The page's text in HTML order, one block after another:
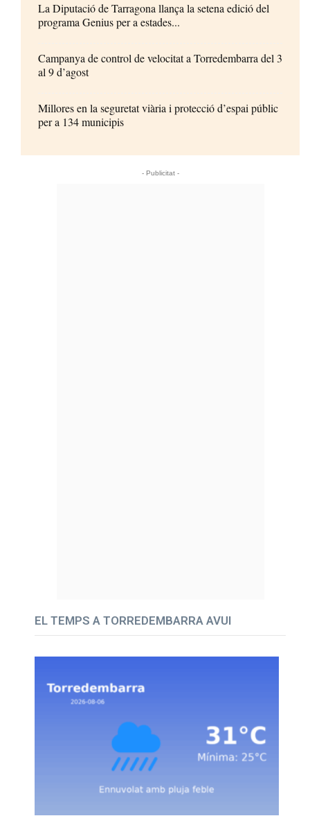
La Diputació de Tarragona llança la setena edició del
programa Genius per a estades...
Campanya de control de velocitat a Torredembarra del 3
al 9 d’agost
Millores en la seguretat viària i protecció d’espai públic
per a 134 municipis
- Publicitat -
EL TEMPS A TORREDEMBARRA AVUI